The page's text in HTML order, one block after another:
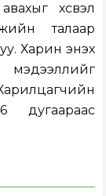
хүсвэл
талаар
Харин энэхүү
дугаараас